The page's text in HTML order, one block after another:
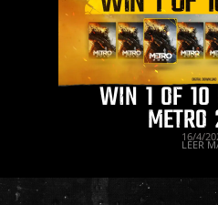
WIN 1 OF 10
16/4/
LEER